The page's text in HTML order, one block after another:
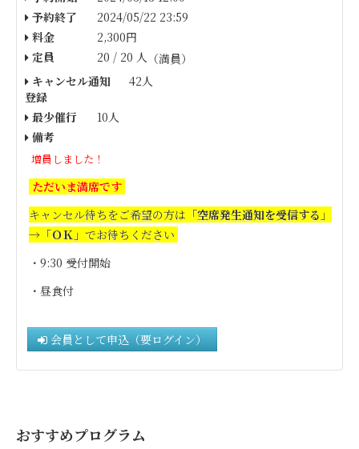
予約終了
2024/05/22 23:59
料金
2,300円
定員
20 / 20 人 （満員）
キャンセル通知
登録
42人
最少催行
10人
備考
増員しました！
ただいま満席です
キャンセル待ちをご希望の方は 「空席発生通知を受信する」
→「ＯＫ」でお待ちください
・9:30 受付開始
・昼食付
会員として申込（要ログイン）
おすすめプログラム